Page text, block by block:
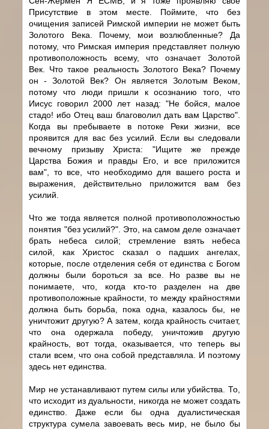
Присутствие в этом месте. Поймите, что без
очищения записей Римской империи не может быть
Золотого Века. Почему, мои возлюбленные? Да
потому, что Римская империя представляет полную
противоположность всему, что означает Золотой
Век. Что такое реальность Золотого Века? Почему
он - Золотой Век? Он является Золотым Веком,
потому что люди пришли к осознанию того, что
Иисус говорил 2000 лет назад: "Не бойся, малое
стадо! ибо Отец ваш благоволил дать вам Царство".
Когда вы пребываете в потоке Реки жизни, все
проявится для вас без усилий. Если вы следовали
вечному призыву Христа: "Ищите же прежде
Царства Божия и правды Его, и все приложится
вам", то все, что необходимо для вашего роста и
выражения, действительно приложится вам без
усилий.
Что же тогда является полной противоположностью
понятия "без усилий?". Это, на самом деле означает
брать небеса силой; стремление взять небеса
силой, как Христос сказал о падших ангелах,
которые, после отделения себя от единства с Богом
должны были бороться за все. Но разве вы не
понимаете, что, когда кто-то разделен на две
противоположные крайности, то между крайностями
должна быть борьба, пока одна, казалось бы, не
уничтожит другую? А затем, когда крайность считает,
что она одержала победу, уничтожив другую
крайность, вот тогда, оказывается, что теперь вы
стали всем, что она собой представляла. И поэтому
здесь нет единства.
Мир не устанавливают путем силы или убийства. То,
что исходит из дуальности, никогда не может создать
единство. Даже если бы одна дуалистическая
структура сумела завоевать весь мир, не было бы